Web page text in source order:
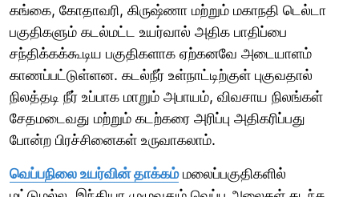
கங்கை, கோதாவரி, கிருஷ்ணா மற்றும் மகாநதி டெல்டா
பகுதிகளும் கடல்மட்ட உயர்வால் அதிக பாதிப்பை
சந்திக்கக்கூடிய பகுதிகளாக ஏற்கனவே அடையாளம்
காணப்பட்டுள்ளன. கடல்நீர் உள்நாட்டிற்குள் புகுவதால்
நிலத்தடி நீர் உப்பாக மாறும் அபாயம், விவசாய நிலங்கள்
சேதமடைவது மற்றும் கடற்கரை அரிப்பு அதிகரிப்பது
போன்ற பிரச்சினைகள் உருவாகலாம்.
வெப்பநிலை உயர்வின் தாக்கம்மலைப்பகுதிகளில்